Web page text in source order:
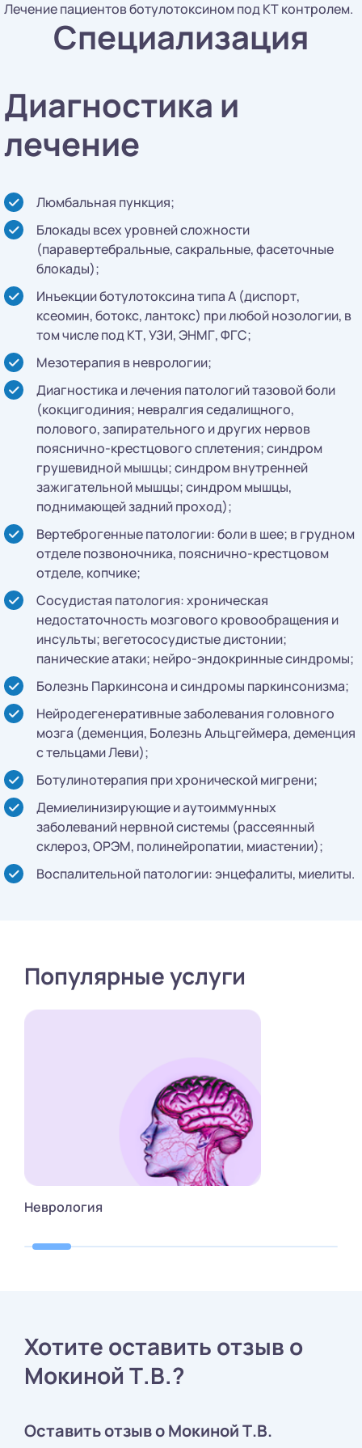
Лечение пациентов ботулотоксином под КТ контролем.
Специализация
Диагностика и
лечение
Люмбальная пункция;
Блокады всех уровней сложности
(паравертебральные, сакральные, фасеточные
блокады);
Инъекции ботулотоксина типа А (диспорт,
ксеомин, ботокс, лантокс) при любой нозологии, в
том числе под КТ, УЗИ, ЭНМГ, ФГС;
Мезотерапия в неврологии;
Диагностика и лечения патологий тазовой боли
(кокцигодиния; невралгия седалищного,
полового, запирательного и других нервов
пояснично-крестцового сплетения; синдром
грушевидной мышцы; синдром внутренней
зажигательной мышцы; синдром мышцы,
поднимающей задний проход);
Вертеброгенные патологии: боли в шее; в грудном
отделе позвоночника, пояснично-крестцовом
отделе, копчике;
Сосудистая патология: хроническая
недостаточность мозгового кровообращения и
инсульты; вегетососудистые дистонии;
панические атаки; нейро-эндокринные синдромы;
Болезнь Паркинсона и синдромы паркинсонизма;
Нейродегенеративные заболевания головного
мозга (деменция, Болезнь Альцгеймера, деменция
с тельцами Леви);
Ботулинотерапия при хронической мигрени;
Демиелинизирующие и аутоиммунных
заболеваний нервной системы (рассеянный
склероз, ОРЭМ, полинейропатии, миастении);
Воспалительной патологии: энцефалиты, миелиты.
Популярные услуги
Неврология
Хотите оставить отзыв о
Мокиной Т.В.?
Оставить отзыв о Мокиной Т.В.